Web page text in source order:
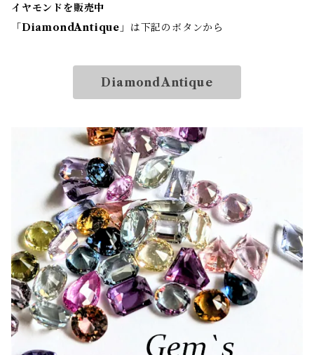
イヤモンドを販売中
「DiamondAntique 」は下記のボタンから
DiamondAntique